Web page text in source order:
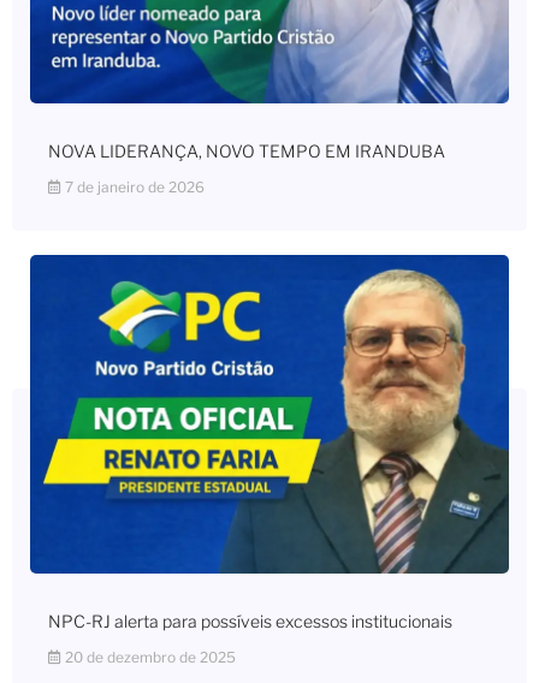
NOVA LIDERANÇA, NOVO TEMPO EM IRANDUBA
7 de janeiro de 2026
NPC-RJ alerta para possíveis excessos institucionais
20 de dezembro de 2025